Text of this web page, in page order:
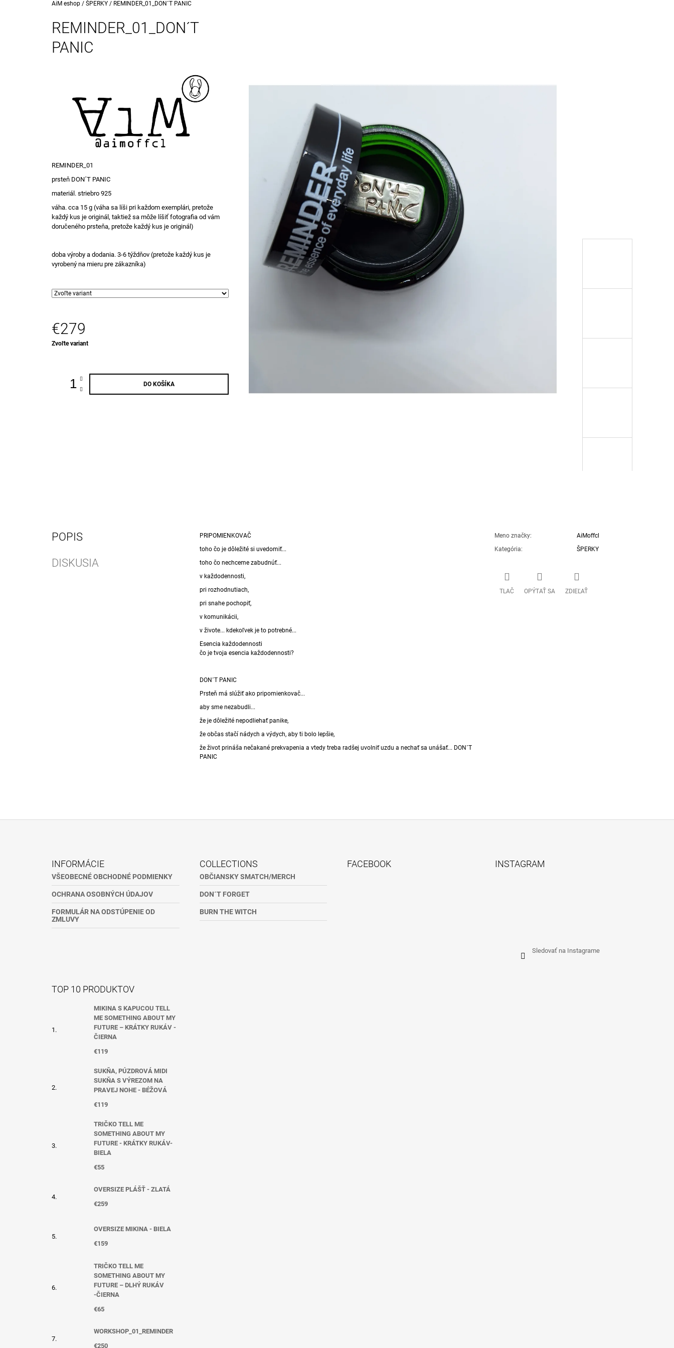
Domov
AiM eshop / ŠPERKY / REMINDER_01_DON´T PANIC
REMINDER_01_DON´T
PANIC
REMINDER_01
prsteň DON´T PANIC
materiál. striebro 925
váha. cca 15 g (váha sa líši pri každom exemplári, pretože
každý kus je originál, taktiež sa môže líšiť fotografia od vám
doručeného prsteňa, pretože každý kus je originál)
doba výroby a dodania. 3-6 týždňov (pretože každý kus je
vyrobený na mieru pre zákazníka)
€279
Jednotková
Zvoľte variant
DO KOŠÍKA
POPIS
DISKUSIA
PRIPOMIENKOVAČ
toho čo je dôležité si uvedomiť...
toho čo nechceme zabudnúť...
v každodennosti,
pri rozhodnutiach,
pri snahe pochopiť,
v komunikácii,
v živote... kdekoľvek je to potrebné...
Esencia každodennosti
čo je tvoja esencia každodennosti?
DON´T PANIC
Prsteň má slúžiť ako pripomienkovač...
aby sme nezabudli...
že je dôležité nepodliehať panike,
že občas stačí nádych a výdych, aby ti bolo lepšie,
že život prináša nečakané prekvapenia a vtedy treba radšej uvolniť uzdu a nechať sa unášať... DON´T
PANIC
Meno značky:
AiMoffcl
Kategória: ŠPERKY
TLAČ OPÝTAŤ SA ZDIEĽAŤ
KRÁTKY RUKÁV - ČIERNA
€119
INFORMÁCIE
VŠEOBECNÉ OBCHODNÉ PODMIENKY
OCHRANA OSOBNÝCH ÚDAJOV
FORMULÁR NA ODSTÚPENIE OD
ZMLUVY
COLLECTIONS
OBČIANSKY SMATCH/MERCH
DON´T FORGET
BURN THE WITCH
FACEBOOK INSTAGRAM
Sledovať na Instagrame
TOP 10 PRODUKTOV
MIKINA S KAPUCOU TELL
ME SOMETHING ABOUT MY
FUTURE – KRÁTKY RUKÁV -
ČIERNA
€119
SUKŇA, PÚZDROVÁ MIDI
SUKŇA S VÝREZOM NA
PRAVEJ NOHE - BÉŽOVÁ
€119
TRIČKO TELL ME
SOMETHING ABOUT MY
FUTURE - KRÁTKY RUKÁV-
BIELA
€55
OVERSIZE PLÁŠŤ - ZLATÁ
€259
OVERSIZE MIKINA - BIELA
€159
TRIČKO TELL ME
SOMETHING ABOUT MY
FUTURE – DLHÝ RUKÁV
-ČIERNA
€65
WORKSHOP_01_REMINDER
€250